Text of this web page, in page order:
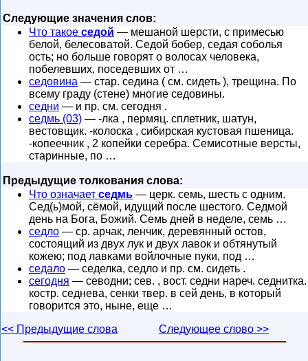
Следующие значения слов:
Что такое седой — мешаной шерсти, с примесью
белой, белесоватой. Седой бобер, седая соболья
ость; но больше говорят о волосах человека,
побелевших, поседевших от …
седовина — стар. седина ( см. сидеть ), трещина. По
всему граду (стене) многие седовины.
седни — и пр. см. сегодня .
седмь (03) — -лка , пермяц. сплетник, шатун,
вестовщик. -колоска , сибирская кустовая пшеница.
-копеечник , 2 копейки серебра. Семисотные версты,
старинные, по …
Предыдущие толкования слова:
Что означает седмь — церк. семь, шесть с одним.
Сед(ь)мой, сёмой, идущий после шестого. Седмой
день на Бога, Божий. Семь дней в неделе, семь …
седло — ср. арчак, ленчик, деревянный остов,
состоящий из двух лук и двух лавок и обтянутый
кожею; под лавками войлочные пуки, под …
седало — седелка, седло и пр. см. сидеть .
сегодня — севодни; сев. , вост. седни нареч. седнитка.
костр. седнева, сенки твер. в сей день, в который
говорится это, ныне, еще …
<< Предыдущие слова
Следующее слово >>